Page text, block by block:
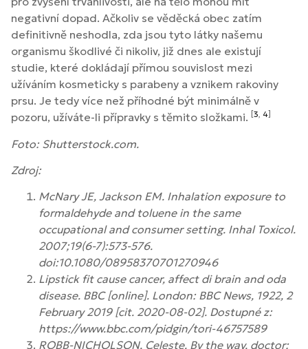
negativní dopad. Ačkoliv se věděcká obec zatím
definitivně neshodla, zda jsou tyto látky našemu
organismu škodlivé či nikoliv, již dnes ale existují
studie, které dokládají přímou souvislost mezi
užíváním kosmeticky s parabeny a vznikem rakoviny
prsu. Je tedy více než příhodné být minimálně v
pozoru, užíváte-li přípravky s těmito složkami. [3, 4]
Foto: Shutterstock.com.
Zdroj:
McNary JE, Jackson EM. Inhalation exposure to
formaldehyde and toluene in the same
occupational and consumer setting. Inhal Toxicol.
2007;19(6-7):573-576.
doi:10.1080/08958370701270946
Lipstick fit cause cancer, affect di brain and oda
disease. BBC [online]. London: BBC News, 1922, 2
February 2019 [cit. 2020-08-02]. Dostupné z:
https://www.bbc.com/pidgin/tori-46757589
ROBB-NICHOLSON, Celeste. By the way, doctor: